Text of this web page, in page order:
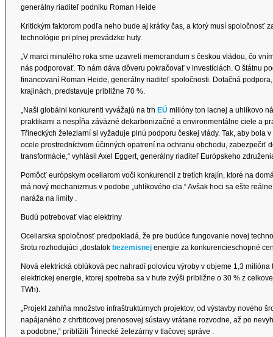
generálny riaditeľ podniku Roman Heide
Kritickým faktorom podľa neho bude aj krátky čas, a ktorý musí spoločnosť
technológie pri plnej prevádzke huty.
„V marci minulého roka sme uzavreli memorandum s českou vládou, čo
nás podporovať. To nám dáva dôveru pokračovať v investíciách. O štátnu
financovaní Roman Heide, generálny riaditeľ spoločnosti. Dotačná
krajinách, predstavuje približne 70 %.
„Naši globálni konkurenti vyvážajú na trh EÚ milióny ton lacnej a uhlíkovo
praktikami a nespĺňa záväzné dekarbonizačné a environmentálne ciele a
Třineckých železiarní si vyžaduje plnú podporu českej vlády. Tak, aby bola
ocele prostredníctvom účinných opatrení na ochranu obchodu, zabezpečiť
transformácie,“ vyhlásil Axel Eggert, generálny riaditeľ Európskeho
Pomôcť európskym oceliarom voči konkurencii z tretích krajín, ktoré na
má nový mechanizmus v podobe „uhlíkového cla.“ Avšak hoci sa ešte
naráža na limity .
Budú potrebovať viac elektriny
Oceliarska spoločnosť predpokladá, že pre budúce fungovanie novej
šrotu rozhodujúci „dostatok bezemisnej energie za konkurencieschopné
Nová elektrická oblúková pec nahradí polovicu výroby v objeme 1,3
elektrickej energie, ktorej spotreba sa v hute zvýši približne o 30 % z
TWh).
„Projekt zahŕňa množstvo infraštruktúrnych projektov, od výstavby nového
napájaného z chrbticovej prenosovej sústavy vrátane rozvodne, až po
a podobne,“ priblížili Ťrinecké železárny v tlačovej správe .